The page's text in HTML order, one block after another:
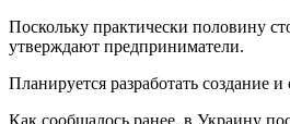
Поскольку практически половину
утверждают предприниматели.
Планируется разработать
Как сообщалось ранее, в Украину